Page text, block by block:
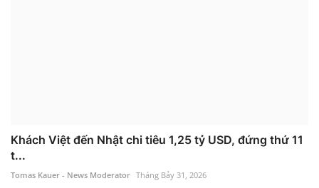
Khách Việt đến Nhật chi tiêu 1,25 tỷ USD, đứng thứ 11
t...
Tomas Kauer - News Moderator Tháng Bảy 31, 2026